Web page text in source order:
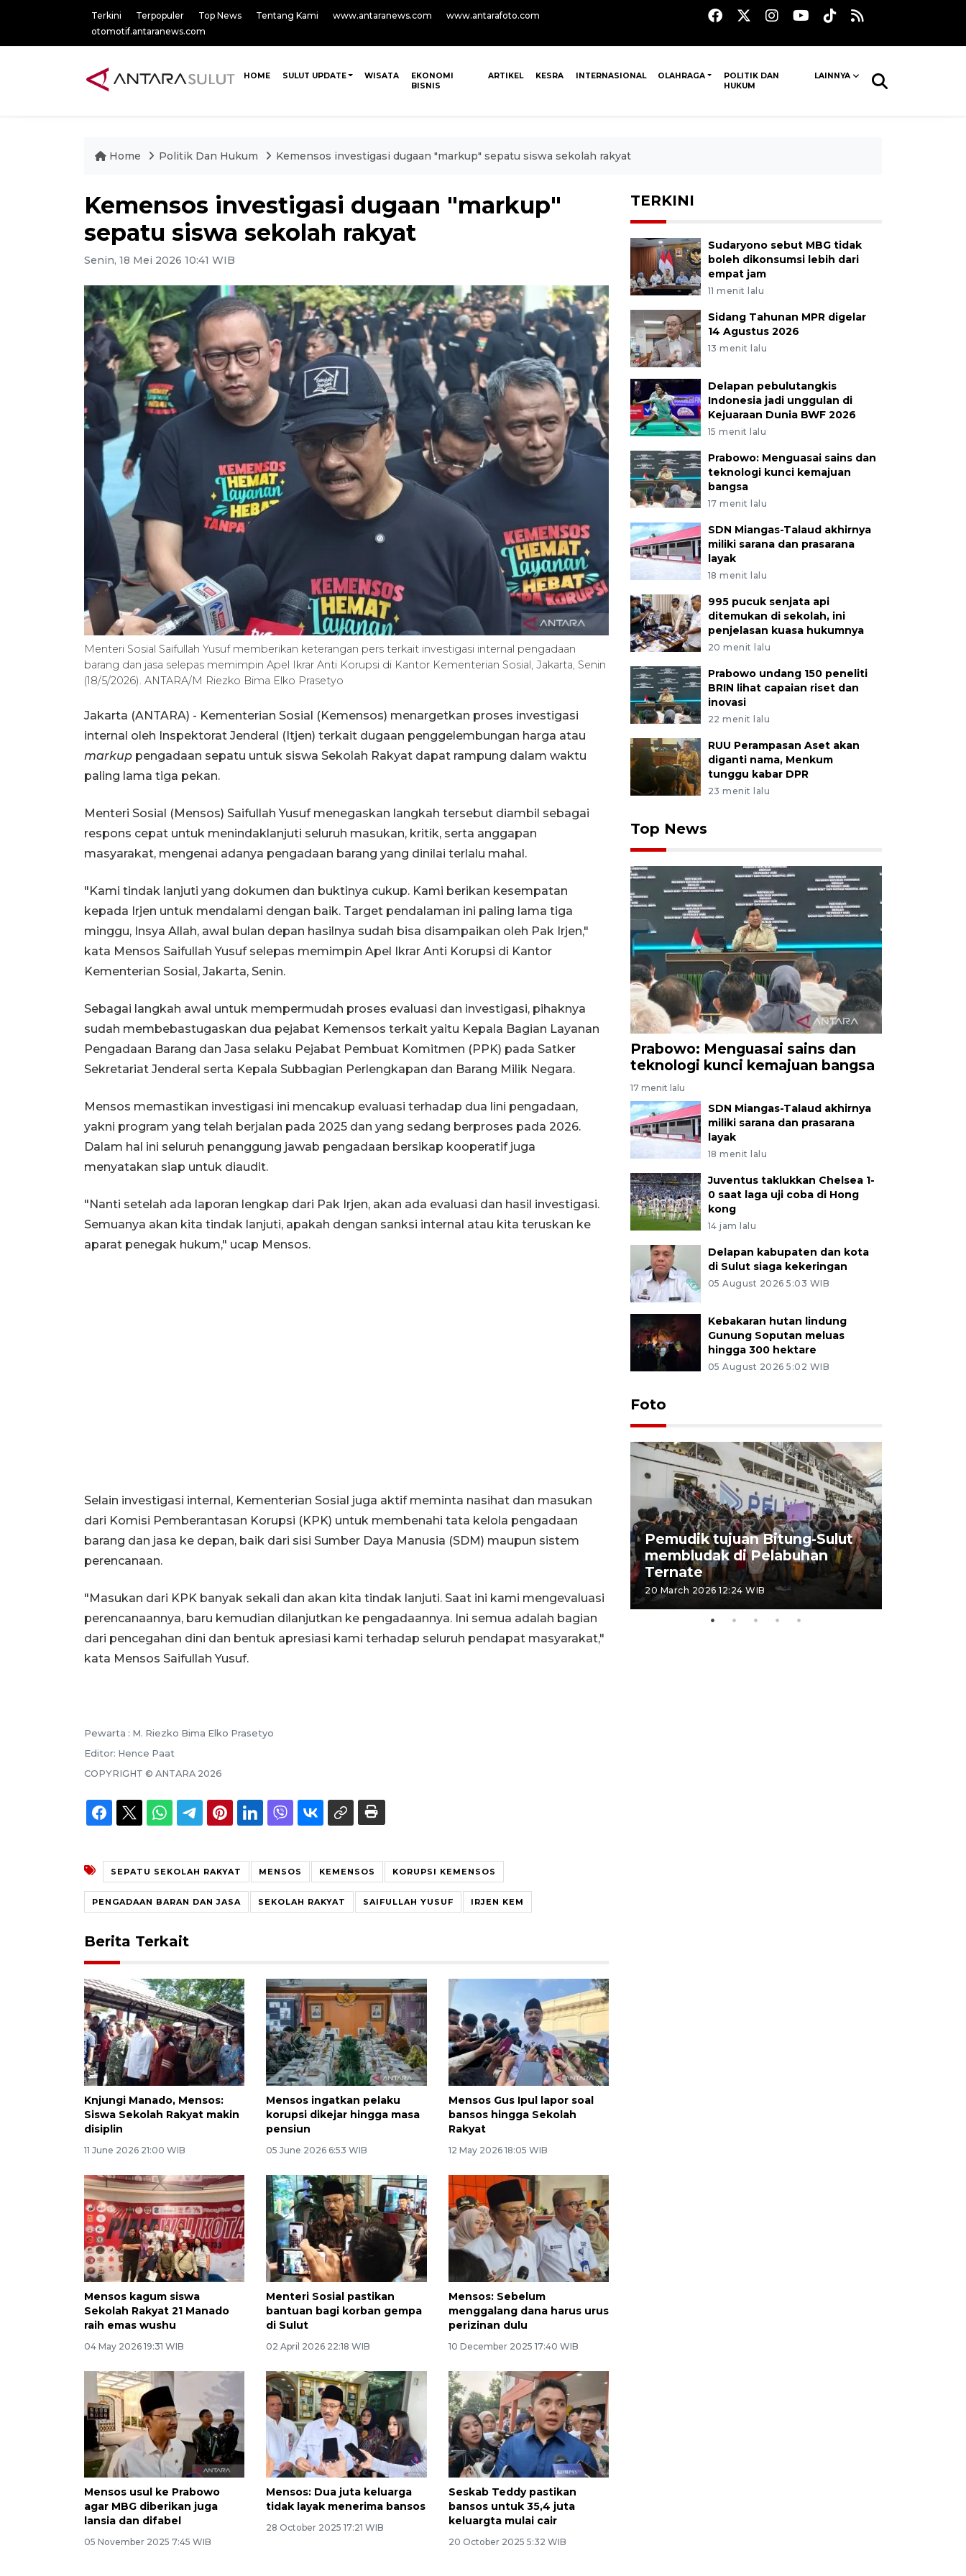
Terkini Terpopuler Top News Tentang Kami www.antaranews.com
www.antarafoto.com
otomotif.antaranews.com
HOME SULUT UPDATE WISATA
EKONOMI
BISNIS
ARTIKEL KESRA INTERNASIONAL OLAHRAGA
POLITIK DAN
HUKUM
LAINNYA
Home Politik Dan Hukum Kemensos investigasi dugaan "markup" sepatu siswa sekolah rakyat
Kemensos investigasi dugaan "markup"
sepatu siswa sekolah rakyat
Senin, 18 Mei 2026 10:41 WIB
Menteri Sosial Saifullah Yusuf memberikan keterangan pers terkait investigasi internal pengadaan
barang dan jasa selepas memimpin Apel Ikrar Anti Korupsi di Kantor Kementerian Sosial, Jakarta, Senin
(18/5/2026). ANTARA/M Riezko Bima Elko Prasetyo
Jakarta (ANTARA) - Kementerian Sosial (Kemensos) menargetkan proses investigasi
internal oleh Inspektorat Jenderal (Itjen) terkait dugaan penggelembungan harga atau
markup pengadaan sepatu untuk siswa Sekolah Rakyat dapat rampung dalam waktu
paling lama tiga pekan.
Menteri Sosial (Mensos) Saifullah Yusuf menegaskan langkah tersebut diambil sebagai
respons cepat untuk menindaklanjuti seluruh masukan, kritik, serta anggapan
masyarakat, mengenai adanya pengadaan barang yang dinilai terlalu mahal.
"Kami tindak lanjuti yang dokumen dan buktinya cukup. Kami berikan kesempatan
kepada Irjen untuk mendalami dengan baik. Target pendalaman ini paling lama tiga
minggu, Insya Allah, awal bulan depan hasilnya sudah bisa disampaikan oleh Pak Irjen,"
kata Mensos Saifullah Yusuf selepas memimpin Apel Ikrar Anti Korupsi di Kantor
Kementerian Sosial, Jakarta, Senin.
Sebagai langkah awal untuk mempermudah proses evaluasi dan investigasi, pihaknya
sudah membebastugaskan dua pejabat Kemensos terkait yaitu Kepala Bagian Layanan
Pengadaan Barang dan Jasa selaku Pejabat Pembuat Komitmen (PPK) pada Satker
Sekretariat Jenderal serta Kepala Subbagian Perlengkapan dan Barang Milik Negara.
Mensos memastikan investigasi ini mencakup evaluasi terhadap dua lini pengadaan,
yakni program yang telah berjalan pada 2025 dan yang sedang berproses pada 2026.
Dalam hal ini seluruh penanggung jawab pengadaan bersikap kooperatif juga
menyatakan siap untuk diaudit.
"Nanti setelah ada laporan lengkap dari Pak Irjen, akan ada evaluasi dan hasil investigasi.
Semuanya akan kita tindak lanjuti, apakah dengan sanksi internal atau kita teruskan ke
aparat penegak hukum," ucap Mensos.
Selain investigasi internal, Kementerian Sosial juga aktif meminta nasihat dan masukan
dari Komisi Pemberantasan Korupsi (KPK) untuk membenahi tata kelola pengadaan
barang dan jasa ke depan, baik dari sisi Sumber Daya Manusia (SDM) maupun sistem
perencanaan.
"Masukan dari KPK banyak sekali dan akan kita tindak lanjuti. Saat ini kami mengevaluasi
perencanaannya, baru kemudian dilanjutkan ke pengadaannya. Ini semua adalah bagian
dari pencegahan dini dan bentuk apresiasi kami terhadap seluruh pendapat masyarakat,"
kata Mensos Saifullah Yusuf.
Pewarta : M. Riezko Bima Elko Prasetyo
Editor: Hence Paat
COPYRIGHT © ANTARA 2026
SEPATU SEKOLAH RAKYAT MENSOS KEMENSOS KORUPSI KEMENSOS
PENGADAAN BARAN DAN JASA SEKOLAH RAKYAT SAIFULLAH YUSUF IRJEN KEM
Berita Terkait
Knjungi Manado, Mensos:
Siswa Sekolah Rakyat makin
disiplin
11 June 2026 21:00 WIB
Mensos ingatkan pelaku
korupsi dikejar hingga masa
pensiun
05 June 2026 6:53 WIB
Mensos Gus Ipul lapor soal
bansos hingga Sekolah
Rakyat
12 May 2026 18:05 WIB
Mensos kagum siswa
Sekolah Rakyat 21 Manado
raih emas wushu
04 May 2026 19:31 WIB
Menteri Sosial pastikan
bantuan bagi korban gempa
di Sulut
02 April 2026 22:18 WIB
Mensos: Sebelum
menggalang dana harus urus
perizinan dulu
10 December 2025 17:40 WIB
Mensos usul ke Prabowo
agar MBG diberikan juga
lansia dan difabel
05 November 2025 7:45 WIB
Mensos: Dua juta keluarga
tidak layak menerima bansos
28 October 2025 17:21 WIB
Seskab Teddy pastikan
bansos untuk 35,4 juta
keluargta mulai cair
20 October 2025 5:32 WIB
TERKINI
Sudaryono sebut MBG tidak
boleh dikonsumsi lebih dari
empat jam
11 menit lalu
Sidang Tahunan MPR digelar
14 Agustus 2026
13 menit lalu
Delapan pebulutangkis
Indonesia jadi unggulan di
Kejuaraan Dunia BWF 2026
15 menit lalu
Prabowo: Menguasai sains dan
teknologi kunci kemajuan
bangsa
17 menit lalu
SDN Miangas-Talaud akhirnya
miliki sarana dan prasarana
layak
18 menit lalu
995 pucuk senjata api
ditemukan di sekolah, ini
penjelasan kuasa hukumnya
20 menit lalu
Prabowo undang 150 peneliti
BRIN lihat capaian riset dan
inovasi
22 menit lalu
RUU Perampasan Aset akan
diganti nama, Menkum
tunggu kabar DPR
23 menit lalu
Top News
Prabowo: Menguasai sains dan
teknologi kunci kemajuan bangsa
17 menit lalu
SDN Miangas-Talaud akhirnya
miliki sarana dan prasarana
layak
18 menit lalu
Juventus taklukkan Chelsea 1-
0 saat laga uji coba di Hong
kong
14 jam lalu
Delapan kabupaten dan kota
di Sulut siaga kekeringan
05 August 2026 5:03 WIB
Kebakaran hutan lindung
Gunung Soputan meluas
hingga 300 hektare
05 August 2026 5:02 WIB
Foto
Pemudik tujuan Bitung-Sulut
membludak di Pelabuhan
Ternate
20 March 2026 12:24 WIB